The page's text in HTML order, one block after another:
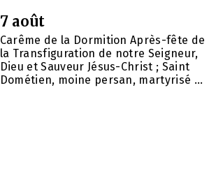
7 août
Carême de la Dormition Après-fête de
la Transfiguration de notre Seigneur,
Dieu et Sauveur Jésus-Christ ; Saint
Dométien, moine persan, martyrisé ...